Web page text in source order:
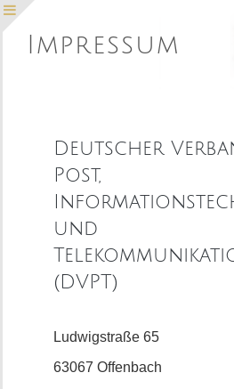
Skip
Impressum
Deutscher
Post,
und
(DVPT)
Ludwigstraße 65
63067 Offenbach
Toggle